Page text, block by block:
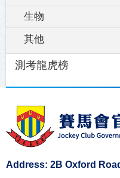
生物
其他
測考龍虎榜
Address: 2B Oxford